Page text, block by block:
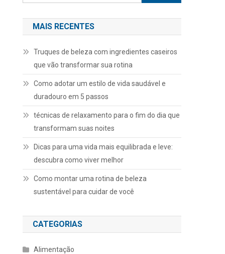
por:
MAIS RECENTES
Truques de beleza com ingredientes caseiros
que vão transformar sua rotina
Como adotar um estilo de vida saudável e
duradouro em 5 passos
técnicas de relaxamento para o fim do dia que
transformam suas noites
Dicas para uma vida mais equilibrada e leve:
descubra como viver melhor
Como montar uma rotina de beleza
sustentável para cuidar de você
CATEGORIAS
Alimentação